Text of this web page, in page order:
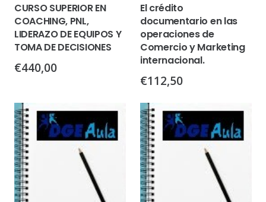
CURSO SUPERIOR EN
COACHING, PNL,
LIDERAZO DE EQUIPOS Y
TOMA DE DECISIONES
€440,00
El crédito
documentario en las
operaciones de
Comercio y Marketing
internacional.
€112,50